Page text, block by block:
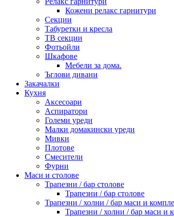
Кожени релакс гарнитури
Секции
Табуретки и кресла
ТВ секции
Фотьойли
Шкафове
Мебели за дома.
Ъглови дивани
Закачалки
Кухня
Аксесоари
Аспиратори
Големи уреди
Малки домакински уреди
Мивки
Плотове
Смесители
Фурни
Маси и столове
Трапезни / бар столове
Трапезни / бар столове
Трапезни / холни / бар маси и
Трапезни / холни / бар маси и